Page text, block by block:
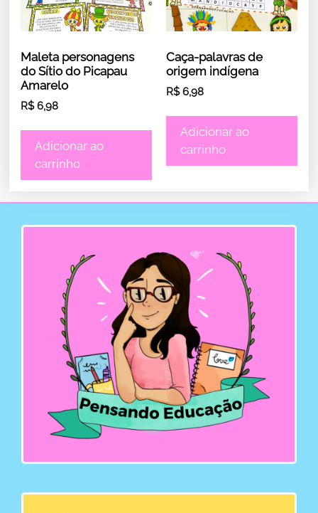
Maleta personagens
do Sítio do Picapau
Amarelo
R$6,98
Adicionar ao
carrinho
Caça-palavras de
origem indígena
R$6,98
Adicionar ao
carrinho